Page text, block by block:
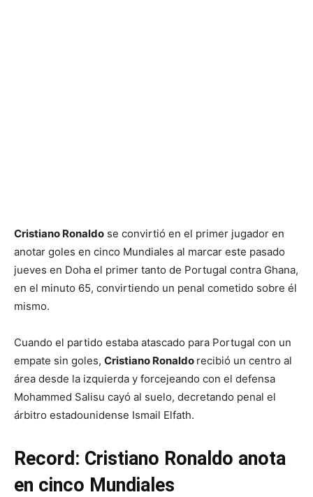
Cristiano Ronaldo se convirtió en el primer jugador en
anotar goles en cinco Mundiales al marcar este pasado
jueves en Doha el primer tanto de Portugal contra Ghana,
en el minuto 65, convirtiendo un penal cometido sobre él
mismo.
Cuando el partido estaba atascado para Portugal con un
empate sin goles, Cristiano Ronaldo recibió un centro al
área desde la izquierda y forcejeando con el defensa
Mohammed Salisu cayó al suelo, decretando penal el
árbitro estadounidense Ismail Elfath.
Record: Cristiano Ronaldo anota
en cinco Mundiales